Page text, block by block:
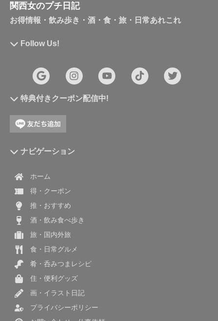
関西女のプチ日記
お得情報・飲み歩き・酒・食・旅・日常あれこれ
Follow Us!
特典付きクーポン配信中!
ナビゲーション
ホーム
得・クーポン
推・おすすめ
酒・飲み食べ歩き
旅・国内外旅
食・日常グルメ
肴・呑みつまレシピ
住・便利グッズ
画・イラスト日記
プライバシーポリシー